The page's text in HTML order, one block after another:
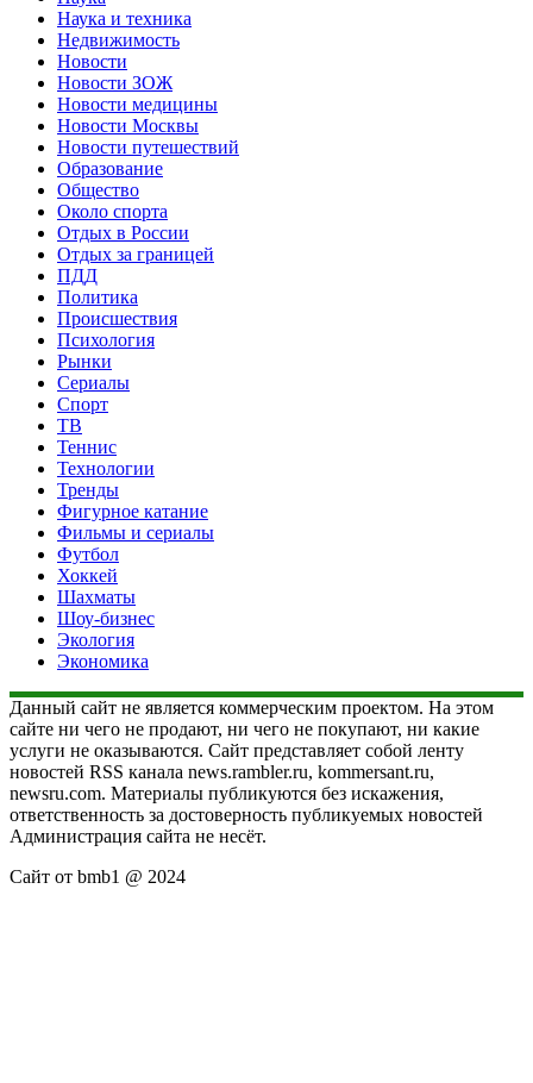
Наука и техника
Недвижимость
Новости
Новости ЗОЖ
Новости медицины
Новости Москвы
Новости путешествий
Образование
Общество
Около спорта
Отдых в России
Отдых за границей
ПДД
Политика
Происшествия
Психология
Рынки
Сериалы
Спорт
ТВ
Теннис
Технологии
Тренды
Фигурное катание
Фильмы и сериалы
Футбол
Хоккей
Шахматы
Шоу-бизнес
Экология
Экономика
Данный сайт не является коммерческим проектом. На этом
сайте ни чего не продают, ни чего не покупают, ни какие
услуги не оказываются. Сайт представляет собой ленту
новостей RSS канала news.rambler.ru, kommersant.ru,
newsru.com. Материалы публикуются без искажения,
ответственность за достоверность публикуемых новостей
Администрация сайта не несёт.
Сайт от bmb1 @ 2024